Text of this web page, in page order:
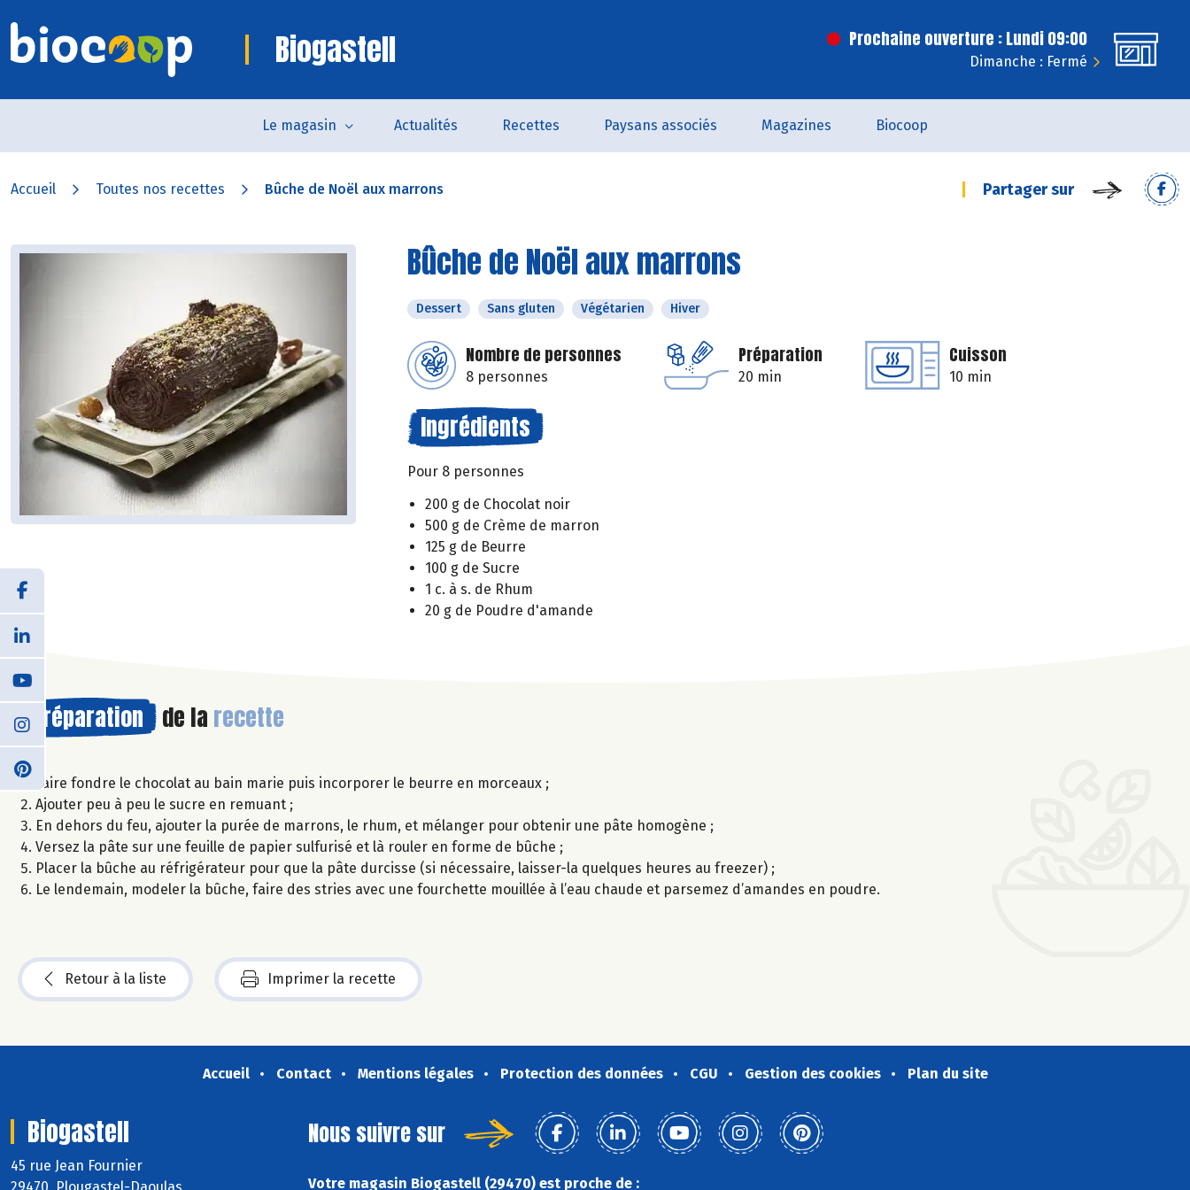
Biogastell Prochaine ouverture : Lundi 09:00
Dimanche : Fermé
Le magasin Actualités Recettes Paysans associés Magazines Biocoop
Accueil Toutes nos recettes Bûche de Noël aux marrons Partager sur
Bûche de Noël aux marrons
Dessert Sans gluten Végétarien Hiver
Nombre de personnes
8 personnes
Préparation
20 min
Cuisson
10 min
Ingrédients
Pour 8 personnes
200 g de Chocolat noir
500 g de Crème de marron
125 g de Beurre
100 g de Sucre
1 c. à s. de Rhum
20 g de Poudre d'amande
Préparation de la recette
Faire fondre le chocolat au bain marie puis incorporer le beurre en morceaux ;
Ajouter peu à peu le sucre en remuant ;
En dehors du feu, ajouter la purée de marrons, le rhum, et mélanger pour obtenir une pâte homogène ;
Versez la pâte sur une feuille de papier sulfurisé et là rouler en forme de bûche ;
Placer la bûche au réfrigérateur pour que la pâte durcisse (si nécessaire, laisser-la quelques heures au freezer) ;
Le lendemain, modeler la bûche, faire des stries avec une fourchette mouillée à l’eau chaude et parsemez d’amandes en poudre.
Retour à la liste Imprimer la recette
Accueil Contact Mentions légales Protection des données CGU Gestion des cookies Plan du site
Biogastell
45 rue Jean Fournier
29470 Plougastel-Daoulas
Nous suivre sur
Votre magasin Biogastell (29470) est proche de :